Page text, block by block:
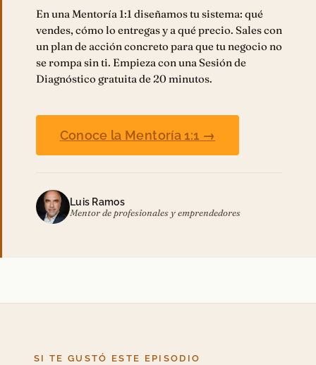
En una Mentoría 1:1 diseñamos tu sistema: qué
vendes, cómo lo entregas y a qué precio. Sales con
un plan de acción concreto para que tu negocio no
se rompa sin ti. Empieza con una Sesión de
Diagnóstico gratuita de 20 minutos.
Conoce la Mentoría 1:1 →
Luis Ramos
Mentor de profesionales y emprendedores
SI TE GUSTÓ ESTE EPISODIO